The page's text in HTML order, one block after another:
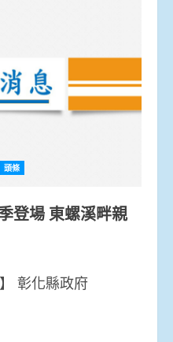
頭條
登場 東螺溪畔親
彰化縣政府